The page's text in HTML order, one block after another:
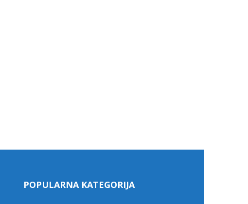
POPULARNA KATEGORIJA